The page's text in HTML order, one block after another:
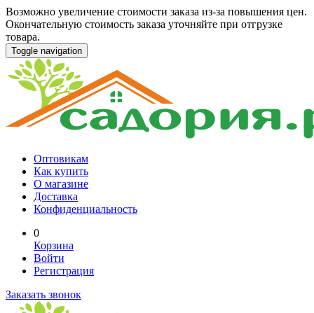
Возможно увеличение стоимости заказа из-за повышения цен.
Окончательную стоимость заказа уточняйте при отгрузке
товара.
Toggle navigation
Оптовикам
Как купить
О магазине
Доставка
Конфиденциальность
0
Корзина
Войти
Регистрация
Заказать звонок